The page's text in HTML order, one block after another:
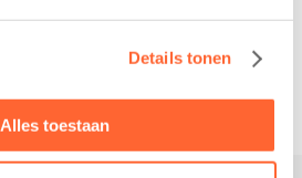
Details tonen
Alles toestaan
Leeuwarden Zuid.